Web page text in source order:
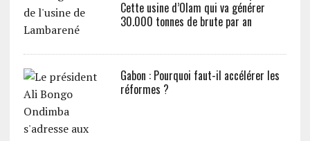
Cette usine d’Olam qui va générer
30.000 tonnes de brute par an
Gabon : Pourquoi faut-il accélérer les
réformes ?